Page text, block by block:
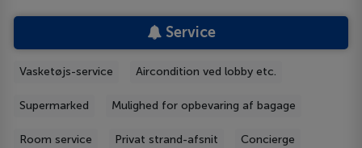
Service
Vasketøjs-service Aircondition ved lobby etc.
Supermarked Mulighed for opbevaring af bagage
Room service Privat strand-afsnit Concierge